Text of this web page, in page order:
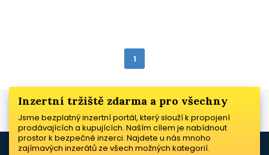
1
Inzertní tržiště zdarma a pro všechny
Jsme bezplatný inzertní portál, který slouží k propojení
prodávajících a kupujících. Naším cílem je nabídnout
prostor k bezpečné inzerci. Najdete u nás mnoho
zajímavých inzerátů ze všech možných kategorií.